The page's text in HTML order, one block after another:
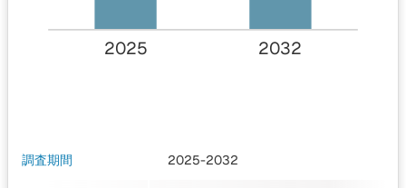
2025 2032
調査期間 2025-2032